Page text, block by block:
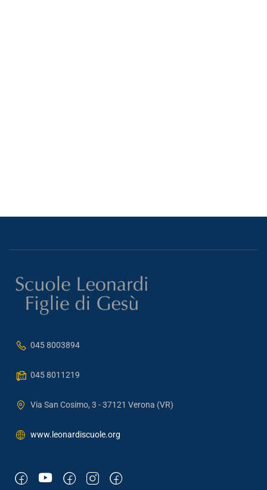
045 8003894
045 8011219
Via San Cosimo, 3 - 37121 Verona (VR)
www.leonardiscuole.org